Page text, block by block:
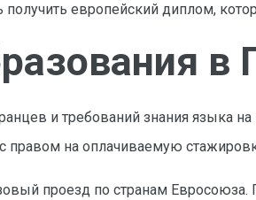
европейский диплом,
в
и требований знания языка
правом на оплачиваемую
проезд по странам Евросоюза.